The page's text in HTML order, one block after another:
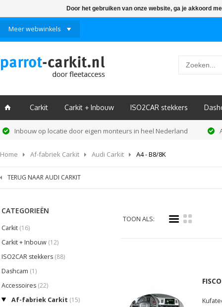
Meer webwinkels
ï Carkit Carkit + Inbouw ISO2CAR stekkers
Inbouw op locatie door eigen monteurs in heel Nederland
Home Af-fabriek Carkit Audi Carkit A4 - B8/8K
TERUG NAAR AUDI CARKIT
CATEGORIEËN
Carkit (16)
Carkit + Inbouw (12)
ISO2CAR stekkers (88)
Dashcam (1)
Accessoires (22)
Af-fabriek Carkit (15)
TOON ALS: i k
Door het gebruiken van onze website, ga je akkoord